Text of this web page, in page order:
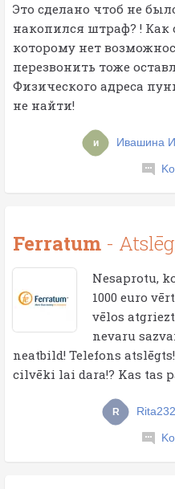
Это сделано чтоб не
накопился штраф? ! Как
которому нет
перезвонить тоже
Физического адреса
не найти!
и Ивашина
Ferratum -
Nesaprotu,
1000 euro
vēlos
nevaru
neatbild! Telefons
cilvēki lai dara!? Kas tas
R